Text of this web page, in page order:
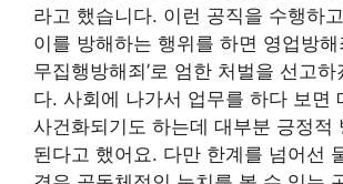
라고 했습니다. 이런 공직을 수행하
이를 방해하는 행위를 하면 영업방해
무집행방해죄’로 엄한 처벌을 선고
다. 사회에 나가서 업무를 하다 보면
사건화되기도 하는데 대부분 긍정적
된다고 했어요. 다만 한계를 넘어선